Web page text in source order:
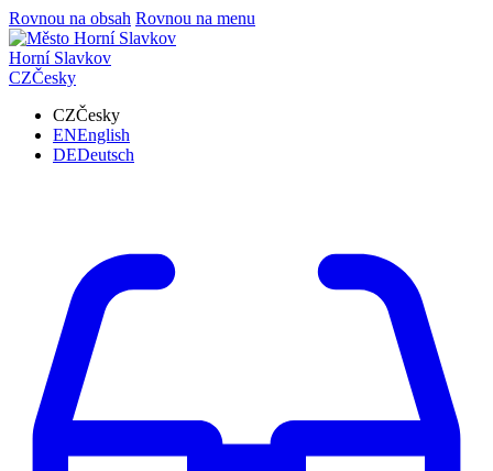
Rovnou na obsah Rovnou na menu
Horní Slavkov
CZČesky
CZČesky
ENEnglish
DEDeutsch